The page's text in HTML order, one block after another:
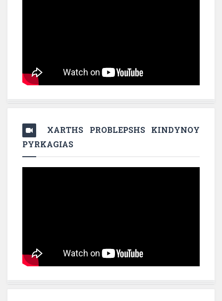
XARTHS PROBLEPSHS KINDYNOY
PYRKAGIAS